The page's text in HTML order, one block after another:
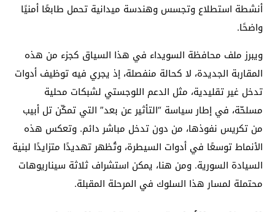
أنشطة استطلاع وتجسس وهندسة ميدانية تحمل طابعًا أمنيًا
واضحًا.
ويبرز ملف محافظة السويداء في هذا السياق كجزء من هذه
المقاربة الجديدة، لا كحالة منفصلة، إذ يجري فيه توظيف أدوات
تدخل غير تقليدية، مثل الدعم اللوجستي لشبكات محلية
مسلحّة، في إطار سياسة “التأثير عن بعد” التي تمكّن تل أبيب
من تكريس نفوذها، من دون تدخل مباشر دائم. وتعكس هذه
الأنماط توسعًا في أدوات السيطرة، وتُظهر تهديدًا متزايدًا لبنية
السيادة السورية. ومن هنا، يمكن استشراف ثلاثة سيناريوهات
محتملة لمسار هذا السلوك في المرحلة المقبلة.